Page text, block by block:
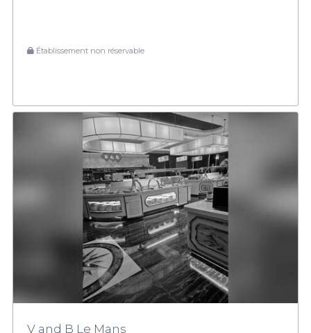
Établissement non réservable
V and B Le Mans